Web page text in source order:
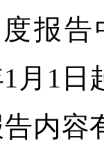
报告
1月1日
内容